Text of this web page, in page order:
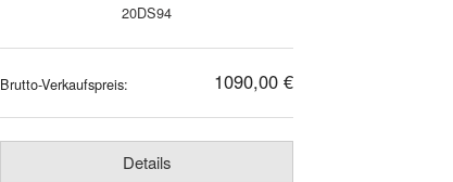
20DS94
Brutto-Verkaufspreis: 1090,00 €
Details